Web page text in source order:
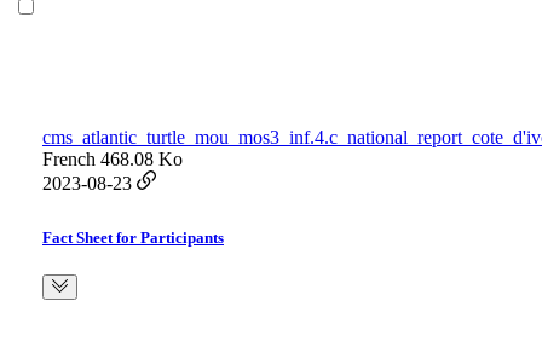
French 468.08 Ko
2023-08-23
Fact Sheet for Participants